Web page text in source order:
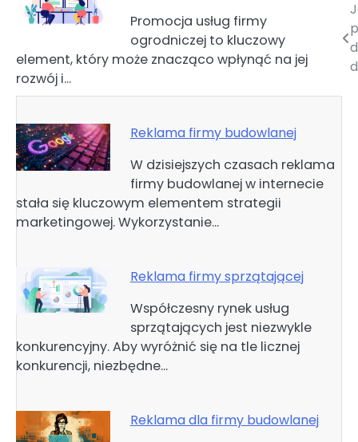
Promocja usług firmy
ogrodniczej to kluczowy
element, który może znacząco wpłynąć na jej
rozwój i…
Reklama firmy budowlanej
W dzisiejszych czasach reklama
firmy budowlanej w internecie
stała się kluczowym elementem strategii
marketingowej. Wykorzystanie…
Reklama firmy sprzątającej
Współczesny rynek usług
sprzątających jest niezwykle
konkurencyjny. Aby wyróżnić się na tle licznej
konkurencji, niezbędne…
Reklama dla firmy budowlanej
Nawigacja